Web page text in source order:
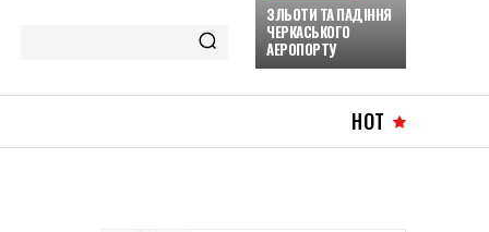
ЗЛЬОТИ ТА ПАДІННЯ
ЧЕРКАСЬКОГО
АЕРОПОРТУ
HOT